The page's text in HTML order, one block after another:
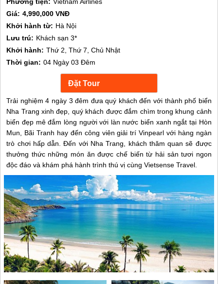
Giá: 4,990,000 VNĐ
Khởi hành từ: Hà Nội
Lưu trú: Khách sạn 3*
Khởi hành: Thứ 2, Thứ 7, Chủ Nhật
Thời gian: 04 Ngày 03 Đêm
Trải nghiệm 4 ngày 3 đêm đưa quý khách đến với thành phố biển
Nha Trang xinh đẹp, quý khách được đắm chìm trong khung cảnh
biển đẹp mê đắm lòng người với làn nước biển xanh ngắt tại Hòn
Mun, Bãi Tranh hay đến công viên giải trí Vinpearl với hàng ngàn
trò chơi hấp dẫn. Đến với Nha Trang, khách thăm quan sẽ được
thưởng thức những món ăn được chế biến từ hải sản tươi ngon
độc đáo và khám phá hành trình thú vị cùng Vietsense Travel.